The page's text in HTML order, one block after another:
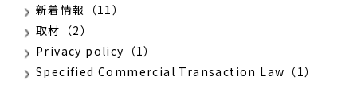
新着情報（11）
取材（2）
Privacy policy（1）
Specified Commercial Transaction Law（1）